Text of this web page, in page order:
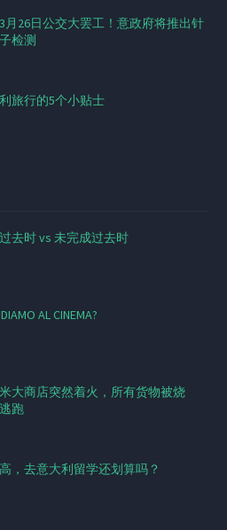
月26日公交大罢工！意政府将推出针
检测
旅行的5个小贴士
去时 vs 未完成过去时
AL CINEMA?
大商店突然着火，所有货物被烧
跑
，去意大利留学还划算吗？